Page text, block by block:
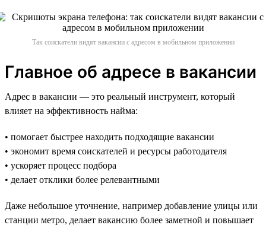
Так соискатели видят вакансии с адресом в мобильном приложении
Главное об адресе в вакансии
Адрес в вакансии — это реальный инструмент, который
влияет на эффективность найма:
• помогает быстрее находить подходящие вакансии
• экономит время соискателей и ресурсы работодателя
• ускоряет процесс подбора
• делает отклики более релевантными
Даже небольшое уточнение, например добавление улицы или
станции метро, делает вакансию более заметной и повышает